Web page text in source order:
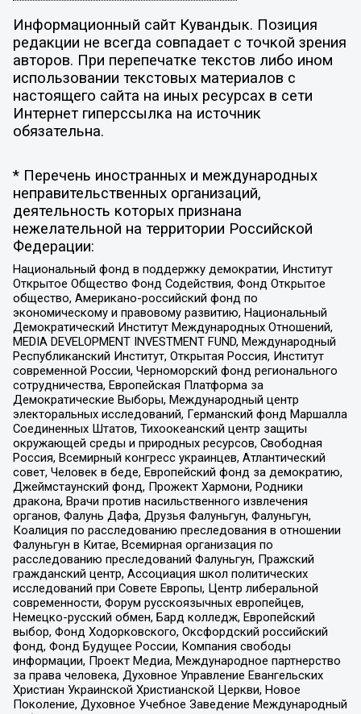
Информационный сайт Кувандык. Позиция
редакции не всегда совпадает с точкой зрения
авторов. При перепечатке текстов либо ином
использовании текстовых материалов с
настоящего сайта на иных ресурсах в сети
Интернет гиперссылка на источник
обязательна.
* Перечень иностранных и международных
неправительственных организаций,
деятельность которых признана
нежелательной на территории Российской
Федерации:
Национальный фонд в поддержку демократии, Институт
Открытое Общество Фонд Содействия, Фонд Открытое
общество, Американо-российский фонд по
экономическому и правовому развитию, Национальный
Демократический Институт Международных Отношений,
MEDIA DEVELOPMENT INVESTMENT FUND, Международный
Республиканский Институт, Открытая Россия, Институт
современной России, Черноморский фонд регионального
сотрудничества, Европейская Платформа за
Демократические Выборы, Международный центр
электоральных исследований, Германский фонд Маршалла
Соединенных Штатов, Тихоокеанский центр защиты
окружающей среды и природных ресурсов, Свободная
Россия, Всемирный конгресс украинцев, Атлантический
совет, Человек в беде, Европейский фонд за демократию,
Джеймстаунский фонд, Прожект Хармони, Родники
дракона, Врачи против насильственного извлечения
органов, Фалунь Дафа, Друзья Фалуньгун, Фалуньгун,
Коалиция по расследованию преследования в отношении
Фалуньгун в Китае, Всемирная организация по
расследованию преследований Фалуньгун, Пражский
гражданский центр, Ассоциация школ политических
исследований при Совете Европы, Центр либеральной
современности, Форум русскоязычных европейцев,
Немецко-русский обмен, Бард колледж, Европейский
выбор, Фонд Ходорковского, Оксфордский российский
фонд, Фонд Будущее России, Компания свободы
информации, Проект Медиа, Международное партнерство
за права человека, Духовное Управление Евангельских
Христиан Украинской Христианской Церкви, Новое
Поколение, Духовное Учебное Заведение Международный